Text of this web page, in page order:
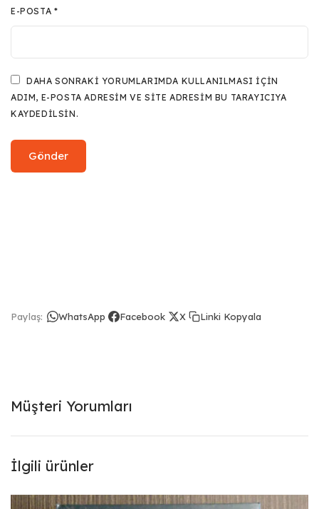
E-POSTA *
DAHA SONRAKI YORUMLARIMDA KULLANILMASI IÇIN
ADIM, E-POSTA ADRESIM VE SITE ADRESIM BU TARAYICIYA
KAYDEDILSIN.
Paylaş: WhatsApp Facebook X Linki Kopyala
Müşteri Yorumları
İlgili ürünler